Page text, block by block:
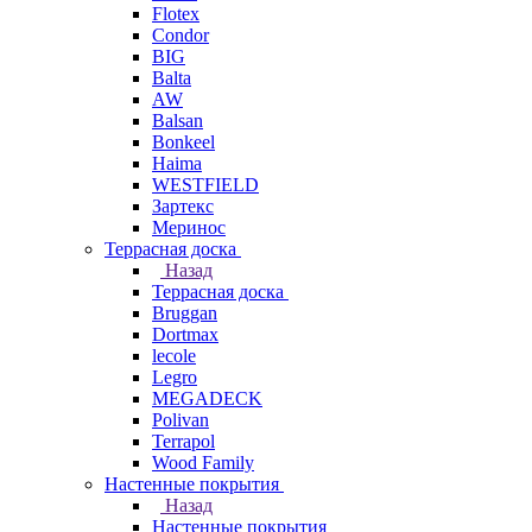
Flotex
Condor
BIG
Balta
AW
Balsan
Bonkeel
Haima
WESTFIELD
Зартекс
Меринос
Террасная доска
Назад
Террасная доска
Bruggan
Dortmax
lecole
Legro
MEGADECK
Polivan
Terrapol
Wood Family
Настенные покрытия
Назад
Настенные покрытия